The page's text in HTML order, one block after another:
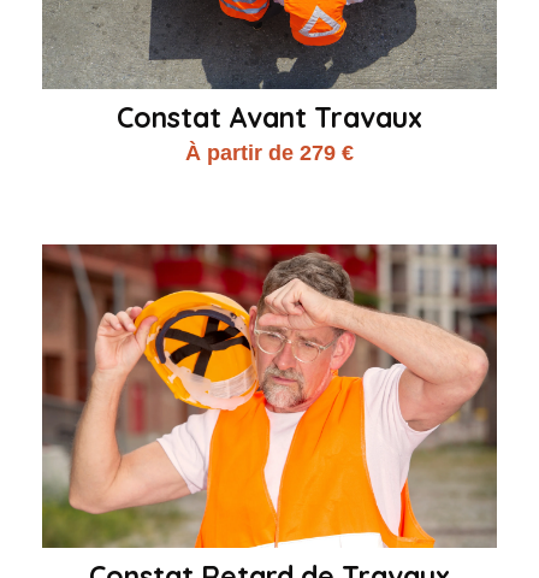
Constat Avant Travaux
À partir de 279 €